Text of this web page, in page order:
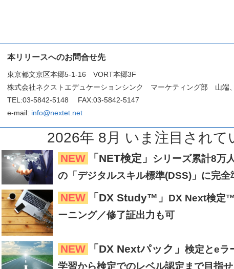
本リリースへのお問合せ先
東京都文京区本郷5-1-16 VORT本郷3F
株式会社ネクストエデュケーションシンク マーケティング部 山端、
TEL:03-5842-5148 FAX:03-5842-5147
e-mail: info@nextet.net
2026年 8月 いま注目 されて
NEW 「NET検定」
シリーズ累計8万
の「デジタルスキル標準(DSS)」に完全
NEW 「DX Study™」 DX Next検定
ーニング／修了証出力も可
NEW 「DX Nextパック」 検定とeラ
学習から検定でのレベル認定まで目指